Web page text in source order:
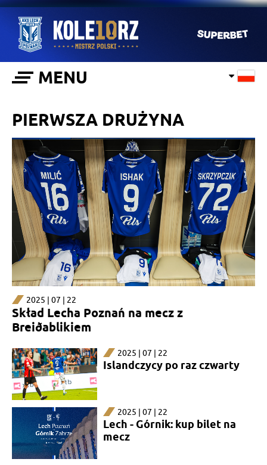
MENU
PIERWSZA DRUŻYNA
2025 | 07 | 22
Skład Lecha Poznań na mecz z
Breiðablikiem
2025 | 07 | 22
Islandczycy po raz czwarty
2025 | 07 | 22
Lech - Górnik: kup bilet na
mecz